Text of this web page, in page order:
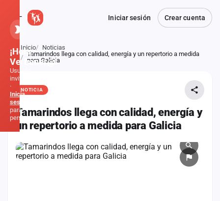
Iniciar sesión Crear cuenta
Atrás
Inicio
Noticias
Tamarindos llega con calidad, energía y un repertorio a medida
para Galicia
NOTICIA
Tamarindos llega con calidad, energía y
un repertorio a medida para Galicia
¡Hola,
Verbener@!
Usuario
invitado
·
Inicia
sesión
para
personalizar
Inicio